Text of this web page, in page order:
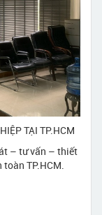
TẠI TP.HCM
– tư vấn – thiết
TP.HCM.